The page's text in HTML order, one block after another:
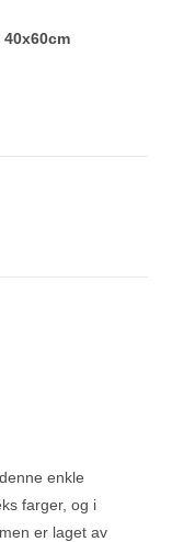
enkle
farger, og i
er laget av